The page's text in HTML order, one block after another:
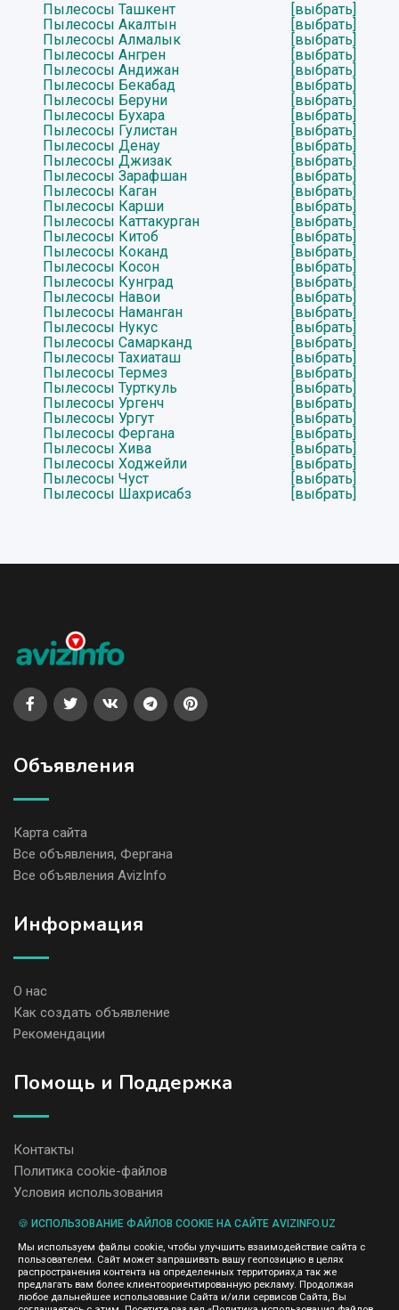
Пылесосы Ташкент
[выбрать]
Пылесосы Акалтын
[выбрать]
Пылесосы Алмалык
[выбрать]
Пылесосы Ангрен
[выбрать]
Пылесосы Андижан
[выбрать]
Пылесосы Бекабад
[выбрать]
Пылесосы Беруни
[выбрать]
Пылесосы Бухара
[выбрать]
Пылесосы Гулистан
[выбрать]
Пылесосы Денау
[выбрать]
Пылесосы Джизак
[выбрать]
Пылесосы Зарафшан
[выбрать]
Пылесосы Каган
[выбрать]
Пылесосы Карши
[выбрать]
Пылесосы Каттакурган
[выбрать]
Пылесосы Китоб
[выбрать]
Пылесосы Коканд
[выбрать]
Пылесосы Косон
[выбрать]
Пылесосы Кунград
[выбрать]
Пылесосы Навои
[выбрать]
Пылесосы Наманган
[выбрать]
Пылесосы Нукус
[выбрать]
Пылесосы Самарканд
[выбрать]
Пылесосы Тахиаташ
[выбрать]
Пылесосы Термез
[выбрать]
Пылесосы Турткуль
[выбрать]
Пылесосы Ургенч
[выбрать]
Пылесосы Ургут
[выбрать]
Пылесосы Фергана
[выбрать]
Пылесосы Хива
[выбрать]
Пылесосы Ходжейли
[выбрать]
Пылесосы Чуст
[выбрать]
Пылесосы Шахрисабз
[выбрать]
Объявления
Карта сайта
Все объявления, Фергана
Все объявления AvizInfo
Информация
О нас
Как создать объявление
Рекомендации
Помощь и Поддержка
Контакты
Политика cookie-файлов
Условия использования
содержание размещенных объявлений.
Мы ценим конфиденциальность наших пользователей. Мы не
передаем и не продаем личную информацию зарегистрированных
пользователей AvizInfo.uz третьим лицам. Мы не отвечаем за
правила конфиденциальности сайтов на которые ссылается
🍪 ИСПОЛЬЗОВАНИЕ ФАЙЛОВ COOKIE НА САЙТЕ AVIZINFO.UZ
Мы используем файлы cookie, чтобы улучшить взаимодействие сайта с
пользователем. Сайт может запрашивать вашу геопозицию в целях
распространения контента на определенных территориях,а так же
предлагать вам более клиентоориентированную рекламу. Продолжая
любое дальнейшее использование Сайта и/или сервисов Сайта, Вы